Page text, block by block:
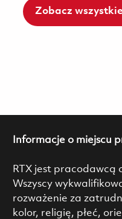
Zobacz
Informacje o miejscu
RTX jest pracodawcą
Wszyscy
rozważenie za
kolor, religię, płeć,